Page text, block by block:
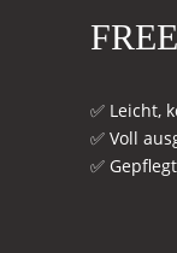
✅ Leicht,
✅ Voll
✅